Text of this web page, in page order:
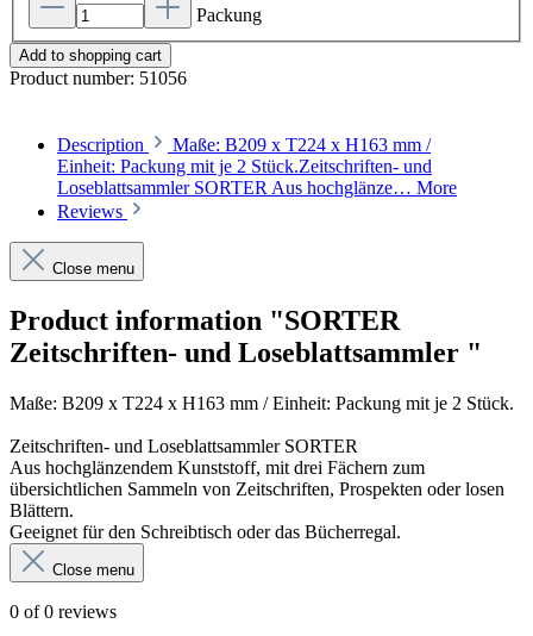
Packung
Add to shopping cart
Product number: 51056
Description
Maße: B209 x T224 x H163 mm /
Einheit: Packung mit je 2 Stück.Zeitschriften- und
Loseblattsammler SORTER Aus hochglänze… More
Reviews
Close menu
Product information "SORTER
Zeitschriften- und Loseblattsammler "
Maße: B209 x T224 x H163 mm / Einheit: Packung mit je 2 Stück.
Zeitschriften- und Loseblattsammler SORTER
Aus hochglänzendem Kunststoff, mit drei Fächern zum
übersichtlichen Sammeln von Zeitschriften, Prospekten oder losen
Blättern.
Geeignet für den Schreibtisch oder das Bücherregal.
Close menu
0 of 0 reviews